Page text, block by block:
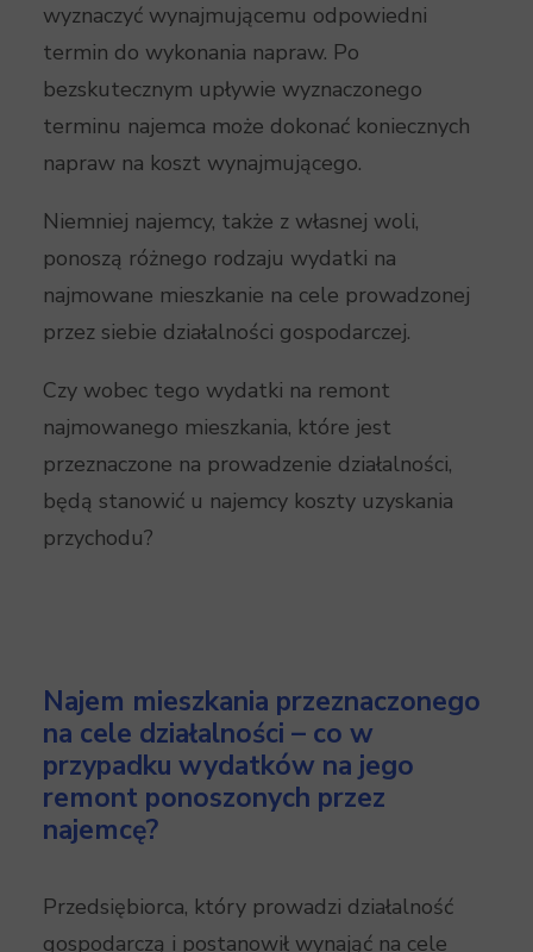
wyznaczyć wynajmującemu odpowiedni
termin do wykonania napraw. Po
bezskutecznym upływie wyznaczonego
terminu najemca może dokonać koniecznych
napraw na koszt wynajmującego.
Niemniej najemcy, także z własnej woli,
ponoszą różnego rodzaju wydatki na
najmowane mieszkanie na cele prowadzonej
przez siebie działalności gospodarczej.
Czy wobec tego wydatki na remont
najmowanego mieszkania, które jest
przeznaczone na prowadzenie działalności,
będą stanowić u najemcy koszty uzyskania
przychodu?
Najem mieszkania przeznaczonego
na cele działalności – co w
przypadku wydatków na jego
remont ponoszonych przez
najemcę?
Przedsiębiorca, który prowadzi działalność
gospodarczą i postanowił wynająć na cele